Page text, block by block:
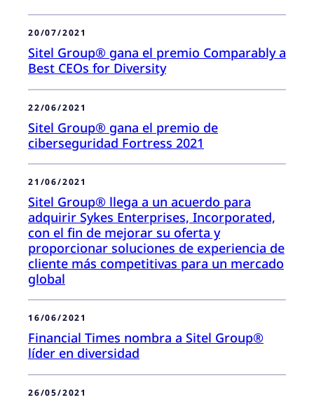
20/07/2021
Sitel Group® gana el premio Comparably a
Best CEOs for Diversity
22/06/2021
Sitel Group® gana el premio de
ciberseguridad Fortress 2021
21/06/2021
Sitel Group® llega a un acuerdo para
adquirir Sykes Enterprises, Incorporated,
con el fin de mejorar su oferta y
proporcionar soluciones de experiencia de
cliente más competitivas para un mercado
global
16/06/2021
Financial Times nombra a Sitel Group®
líder en diversidad
26/05/2021